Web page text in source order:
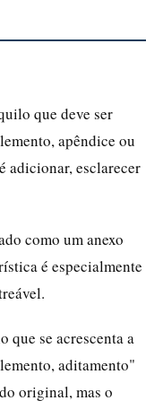
que deve ser
apêndice ou
adicionar, esclarecer
como um anexo
é especialmente
que se acrescenta a
aditamento"
original, mas o